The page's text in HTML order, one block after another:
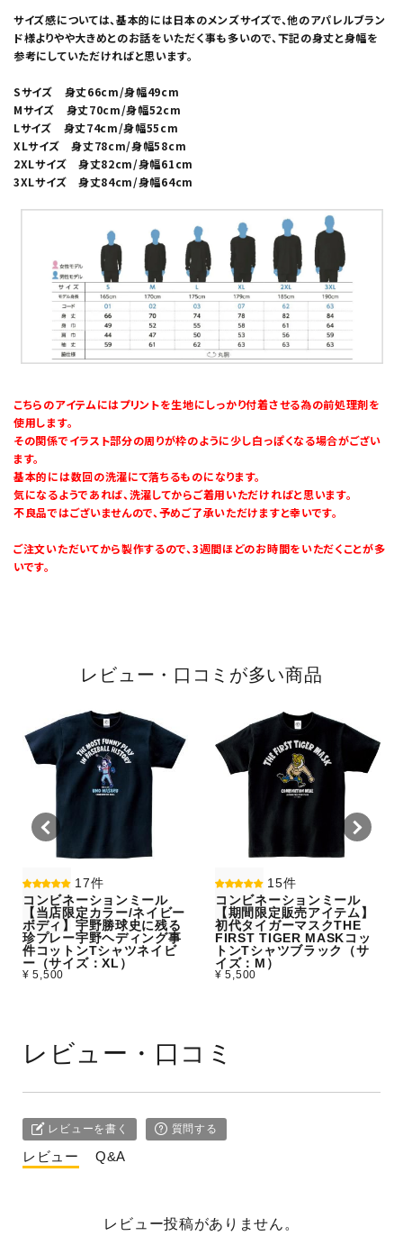
サイズ感については、基本的には日本のメンズサイズで、他のアパレルブラン
ド様よりやや大きめとのお話をいただく事も多いので、下記の身丈と身幅を
参考にしていただければと思います。
Sサイズ 身丈66cm/身幅49cm
Mサイズ 身丈70cm/身幅52cm
Lサイズ 身丈74cm/身幅55cm
XLサイズ 身丈78cm/身幅58cm
2XLサイズ 身丈82cm/身幅61cm
3XLサイズ 身丈84cm/身幅64cm
こちらのアイテムにはプリントを生地にしっかり付着させる為の前処理剤を
使用します。
その関係でイラスト部分の周りが枠のように少し白っぽくなる場合がござい
ます。
基本的には数回の洗濯にて落ちるものになります。
気になるようであれば、洗濯してからご着用いただければと思います。
不良品ではございませんので、予めご了承いただけますと幸いです。
ご注文いただいてから製作するので、3週間ほどのお時間をいただくことが多
いです。
レビュー・口コミが多い商品
17件
コンビネーションミール
【当店限定カラー/ネイビー
ボディ】宇野勝球史に残る
珍プレー宇野ヘディング事
件コットンTシャツネイビ
ー（サイズ：XL）
¥ 5,500
15件
コンビネーションミール
【期間限定販売アイテム】
初代タイガーマスクTHE
FIRST TIGER MASKコッ
トンTシャツブラック（サ
イズ：M）
¥ 5,500
レビュー・口コミ
レビューを書く 質問する
レビュー Q&A
レビュー投稿がありません。